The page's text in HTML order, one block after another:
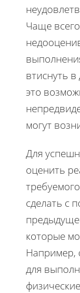
Чаще
втиснуть
это
могут
Для
оценить
сделать с
которые
Например,
для